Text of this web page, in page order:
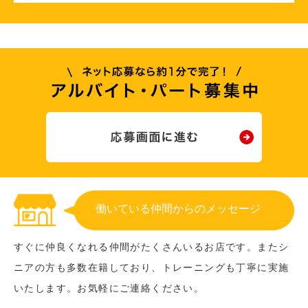
働いている仲間からのメッセージ
すぐに仲良くなれる仲間がたくさんいるお店です。またシ
ニアの方も多数在籍しており、トレーニングも丁寧に実施
いたします。お気軽にご連絡ください。